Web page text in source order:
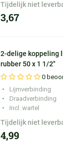
Tijdelijk niet
3,67
2-delige koppeling
rubber 50 x 1 1/2''
0
Lijmverbinding
Draadverbinding
Incl. wartel
Tijdelijk niet
4,99